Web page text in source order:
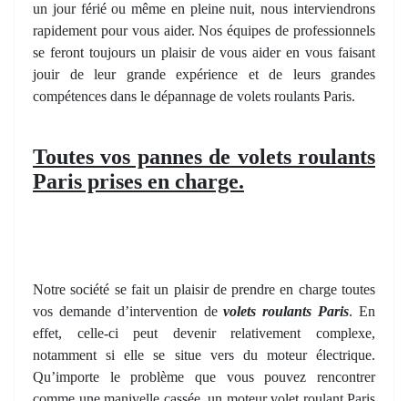
un jour férié ou même en pleine nuit, nous interviendrons
rapidement pour vous aider. Nos équipes de professionnels
se feront toujours un plaisir de vous aider en vous faisant
jouir de leur grande expérience et de leurs grandes
compétences dans le dépannage de volets roulants Paris.
Toutes vos pannes de volets roulants
Paris prises en charge.
Notre société se fait un plaisir de prendre en charge toutes
vos demande d’intervention devolets roulants Paris. En
effet, celle-ci peut devenir relativement complexe,
notamment si elle se situe vers du moteur électrique.
Qu’importe le problème que vous pouvez rencontrer